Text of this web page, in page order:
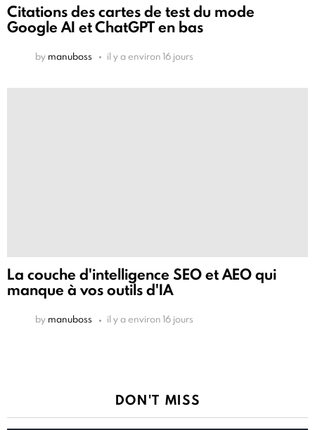
Citations des cartes de test du mode
Google AI et ChatGPT en bas
by manuboss il y a environ 16 jours
La couche d'intelligence SEO et AEO qui
manque à vos outils d'IA
by manuboss il y a environ 16 jours
DON'T MISS